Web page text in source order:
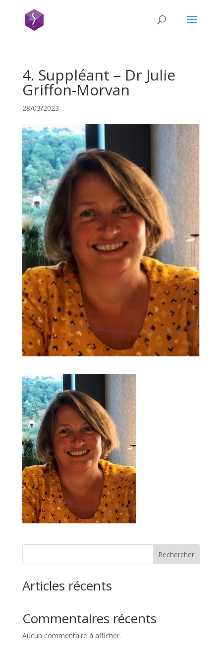
4. Suppléant – Dr Julie
Griffon-Morvan
28/03/2023
Rechercher
Articles récents
Commentaires récents
Aucun commentaire à afficher.